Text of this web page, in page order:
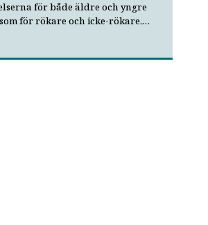
för både äldre och yngre
för rökare och icke-rökare,